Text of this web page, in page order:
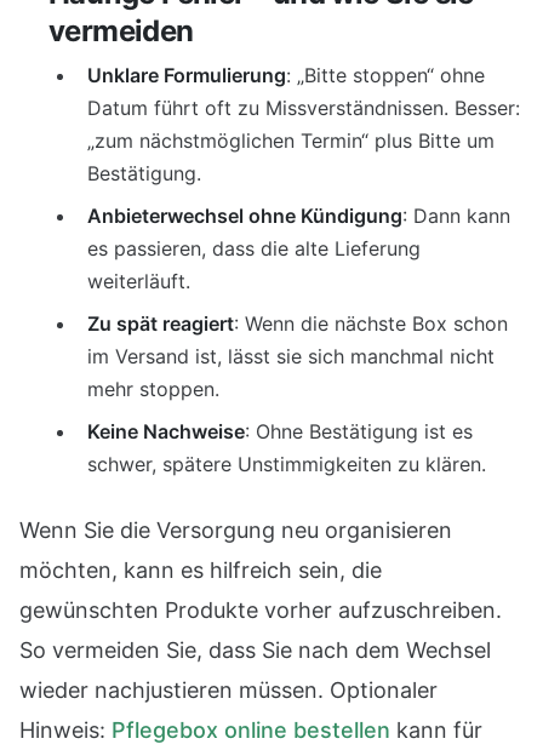
vermeiden
Unklare Formulierung: „Bitte stoppen“ ohne
Datum führt oft zu Missverständnissen. Besser:
„zum nächstmöglichen Termin“ plus Bitte um
Bestätigung.
Anbieterwechsel ohne Kündigung: Dann kann
es passieren, dass die alte Lieferung
weiterläuft.
Zu spät reagiert: Wenn die nächste Box schon
im Versand ist, lässt sie sich manchmal nicht
mehr stoppen.
Keine Nachweise: Ohne Bestätigung ist es
schwer, spätere Unstimmigkeiten zu klären.
Wenn Sie die Versorgung neu organisieren
möchten, kann es hilfreich sein, die
gewünschten Produkte vorher aufzuschreiben.
So vermeiden Sie, dass Sie nach dem Wechsel
wieder nachjustieren müssen. Optionaler
Hinweis: Pflegebox online bestellen kann für